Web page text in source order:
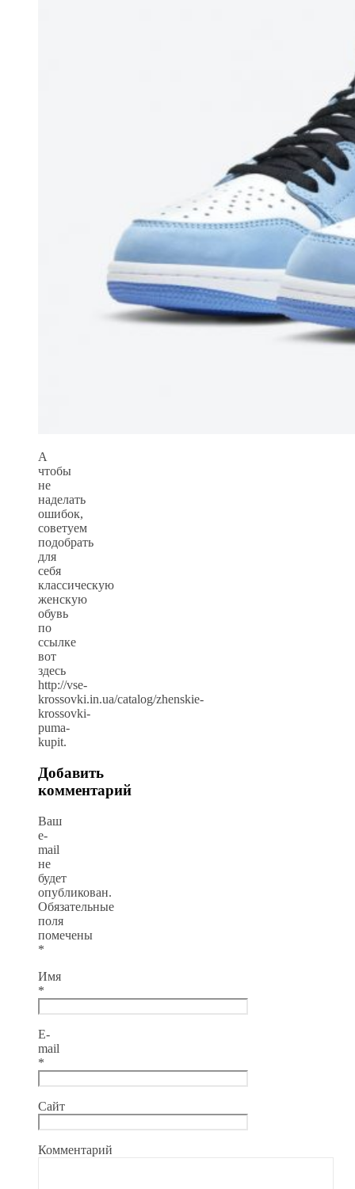
А
чтобы
не
наделать
ошибок,
советуем
подобрать
для
себя
классическую
женскую
обувь
по
ссылке
вот
здесь
http://vse-
krossovki.in.ua/catalog/zhenskie-
krossovki-
puma-
kupit.
Добавить
комментарий
Ваш
e-
mail
не
будет
опубликован.
Обязательные
поля
помечены
*
Имя
*
E-
mail
*
Сайт
Комментарий